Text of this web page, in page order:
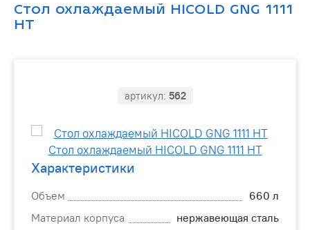
Стол охлаждаемый HICOLD GNG 1111
HT
артикул: 562
Характеристики
Объем
660 л
Материал корпуса
нержавеющая сталь